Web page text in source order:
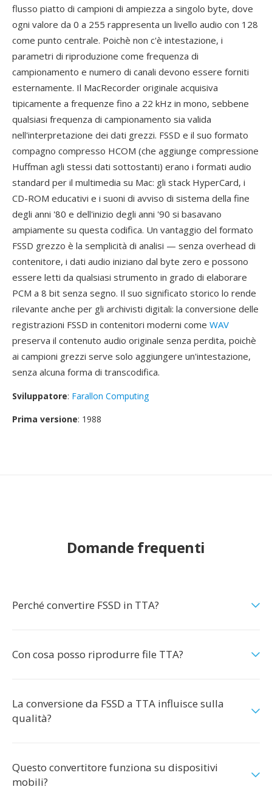
flusso piatto di campioni di ampiezza a singolo byte, dove
ogni valore da 0 a 255 rappresenta un livello audio con 128
come punto centrale. Poichè non c'è intestazione, i
parametri di riproduzione come frequenza di
campionamento e numero di canali devono essere forniti
esternamente. Il MacRecorder originale acquisiva
tipicamente a frequenze fino a 22 kHz in mono, sebbene
qualsiasi frequenza di campionamento sia valida
nell'interpretazione dei dati grezzi. FSSD e il suo formato
compagno compresso HCOM (che aggiunge compressione
Huffman agli stessi dati sottostanti) erano i formati audio
standard per il multimedia su Mac: gli stack HyperCard, i
CD-ROM educativi e i suoni di avviso di sistema della fine
degli anni '80 e dell'inizio degli anni '90 si basavano
ampiamente su questa codifica. Un vantaggio del formato
FSSD grezzo è la semplicità di analisi — senza overhead di
contenitore, i dati audio iniziano dal byte zero e possono
essere letti da qualsiasi strumento in grado di elaborare
PCM a 8 bit senza segno. Il suo significato storico lo rende
rilevante anche per gli archivisti digitali: la conversione delle
registrazioni FSSD in contenitori moderni come WAV
preserva il contenuto audio originale senza perdita, poichè
ai campioni grezzi serve solo aggiungere un'intestazione,
senza alcuna forma di transcodifica.
Sviluppatore: Farallon Computing
Prima versione: 1988
Domande frequenti
Perché convertire FSSD in TTA?
Con cosa posso riprodurre file TTA?
La conversione da FSSD a TTA influisce sulla
qualità?
Questo convertitore funziona su dispositivi
mobili?